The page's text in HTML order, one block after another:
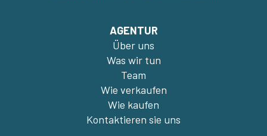
AGENTUR
Über uns
Was wir tun
Team
Wie verkaufen
Wie kaufen
Kontaktieren sie uns